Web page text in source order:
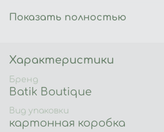
Состав: салфетка 100%
Стирка: ручная бережная
градусов
Глажка: температура 150 С
Сушка: в расправленном виде
Показать полностью
Характеристики
Бренд
Batik Boutique
Вид упаковки
картонная коробка